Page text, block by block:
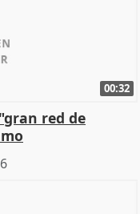
00:32
red de